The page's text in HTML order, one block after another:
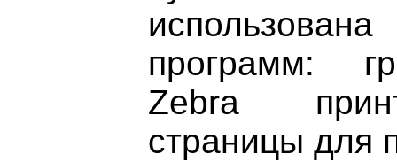
программ:
Zebra
страницы для